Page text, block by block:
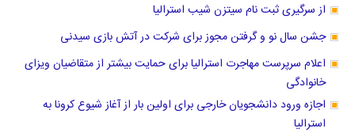
از سرگیری ثبت نام سیتزن شیب استرالیا
جشن سال نو و ‌گرفتن مجوز برای شرکت در آتش بازی سیدنی
اعلام سرپرست مهاجرت استرالیا برای حمایت بیشتر از متقاضیان ویزای
خانوادگی
اجازه ورود دانشجویان خارجی برای اولین بار از آغاز شیوع کرونا به
استرالیا